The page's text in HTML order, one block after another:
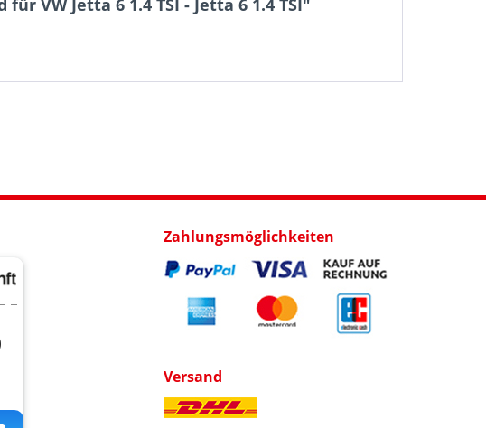
VW Jetta 6 1.4 TSI - Jetta 6 1.4 TSI"
Zahlungsmöglichkeiten
Versand